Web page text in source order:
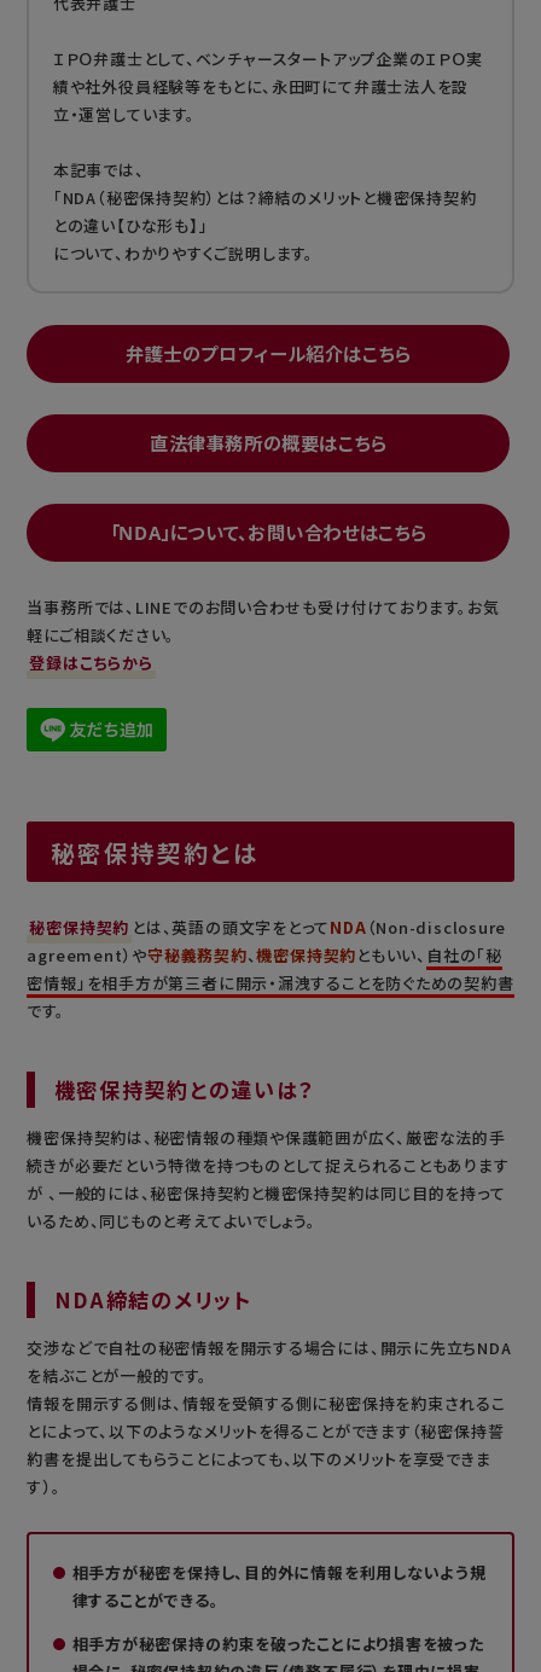
ＩＰＯ弁護士として、ベンチャースタートアップ企業のＩＰＯ実
績や社外役員経験等をもとに、永田町にて弁護士法人を設
立・運営しています。
本記事では、
「NDA（秘密保持契約）とは？締結のメリットと機密保持契約
との違い【ひな形も】」
について、わかりやすくご説明します。
弁護士のプロフィール紹介はこちら
直法律事務所の概要はこちら
「NDA」について、お問い合わせはこちら
当事務所では、LINEでのお問い合わせも受け付けております。お気
軽にご相談ください。
登録はこちらから
秘密保持契約とは
秘密保持契約 とは、英語の頭文字をとってNDA （Non-disclosure
agreement）や守秘義務契約、機密保持契約ともいい、 自社の「秘
密情報」を相手方が第三者に開示・漏洩することを防ぐための契約書
です。
機密保持契約との違いは？
機密保持契約は、秘密情報の種類や保護範囲が広く、厳密な法的手
続きが必要だという特徴を持つものとして捉えられることもあります
が 、一般的には、秘密保持契約と機密保持契約は同じ目的を持って
いるため、同じものと考えてよいでしょう。
NDA締結のメリット
交渉などで自社の秘密情報を開示する場合には、開示に先立ちNDA
を結ぶことが一般的です。
情報を開示する側は、情報を受領する側に秘密保持を約束されるこ
とによって、以下のようなメリットを得ることができます（秘密保持誓
約書を提出してもらうことによっても、以下のメリットを享受できま
す）。
相手方が秘密を保持し、目的外に情報を利用しないよう規
律することができる。
相手方が秘密保持の約束を破ったことにより損害を被った